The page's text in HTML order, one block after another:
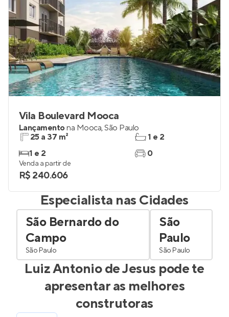
Vila Boulevard Mooca
Lançamentona Mooca,São Paulo
25 a 37 m²
1 e 2
1 e 2
0
Venda a partir de
R$ 240.606
Especialista nas Cidades
São Bernardo do
Campo
São Paulo
São
Paulo
São Paulo
Luiz Antonio de Jesus pode te
apresentar as melhores
construtoras